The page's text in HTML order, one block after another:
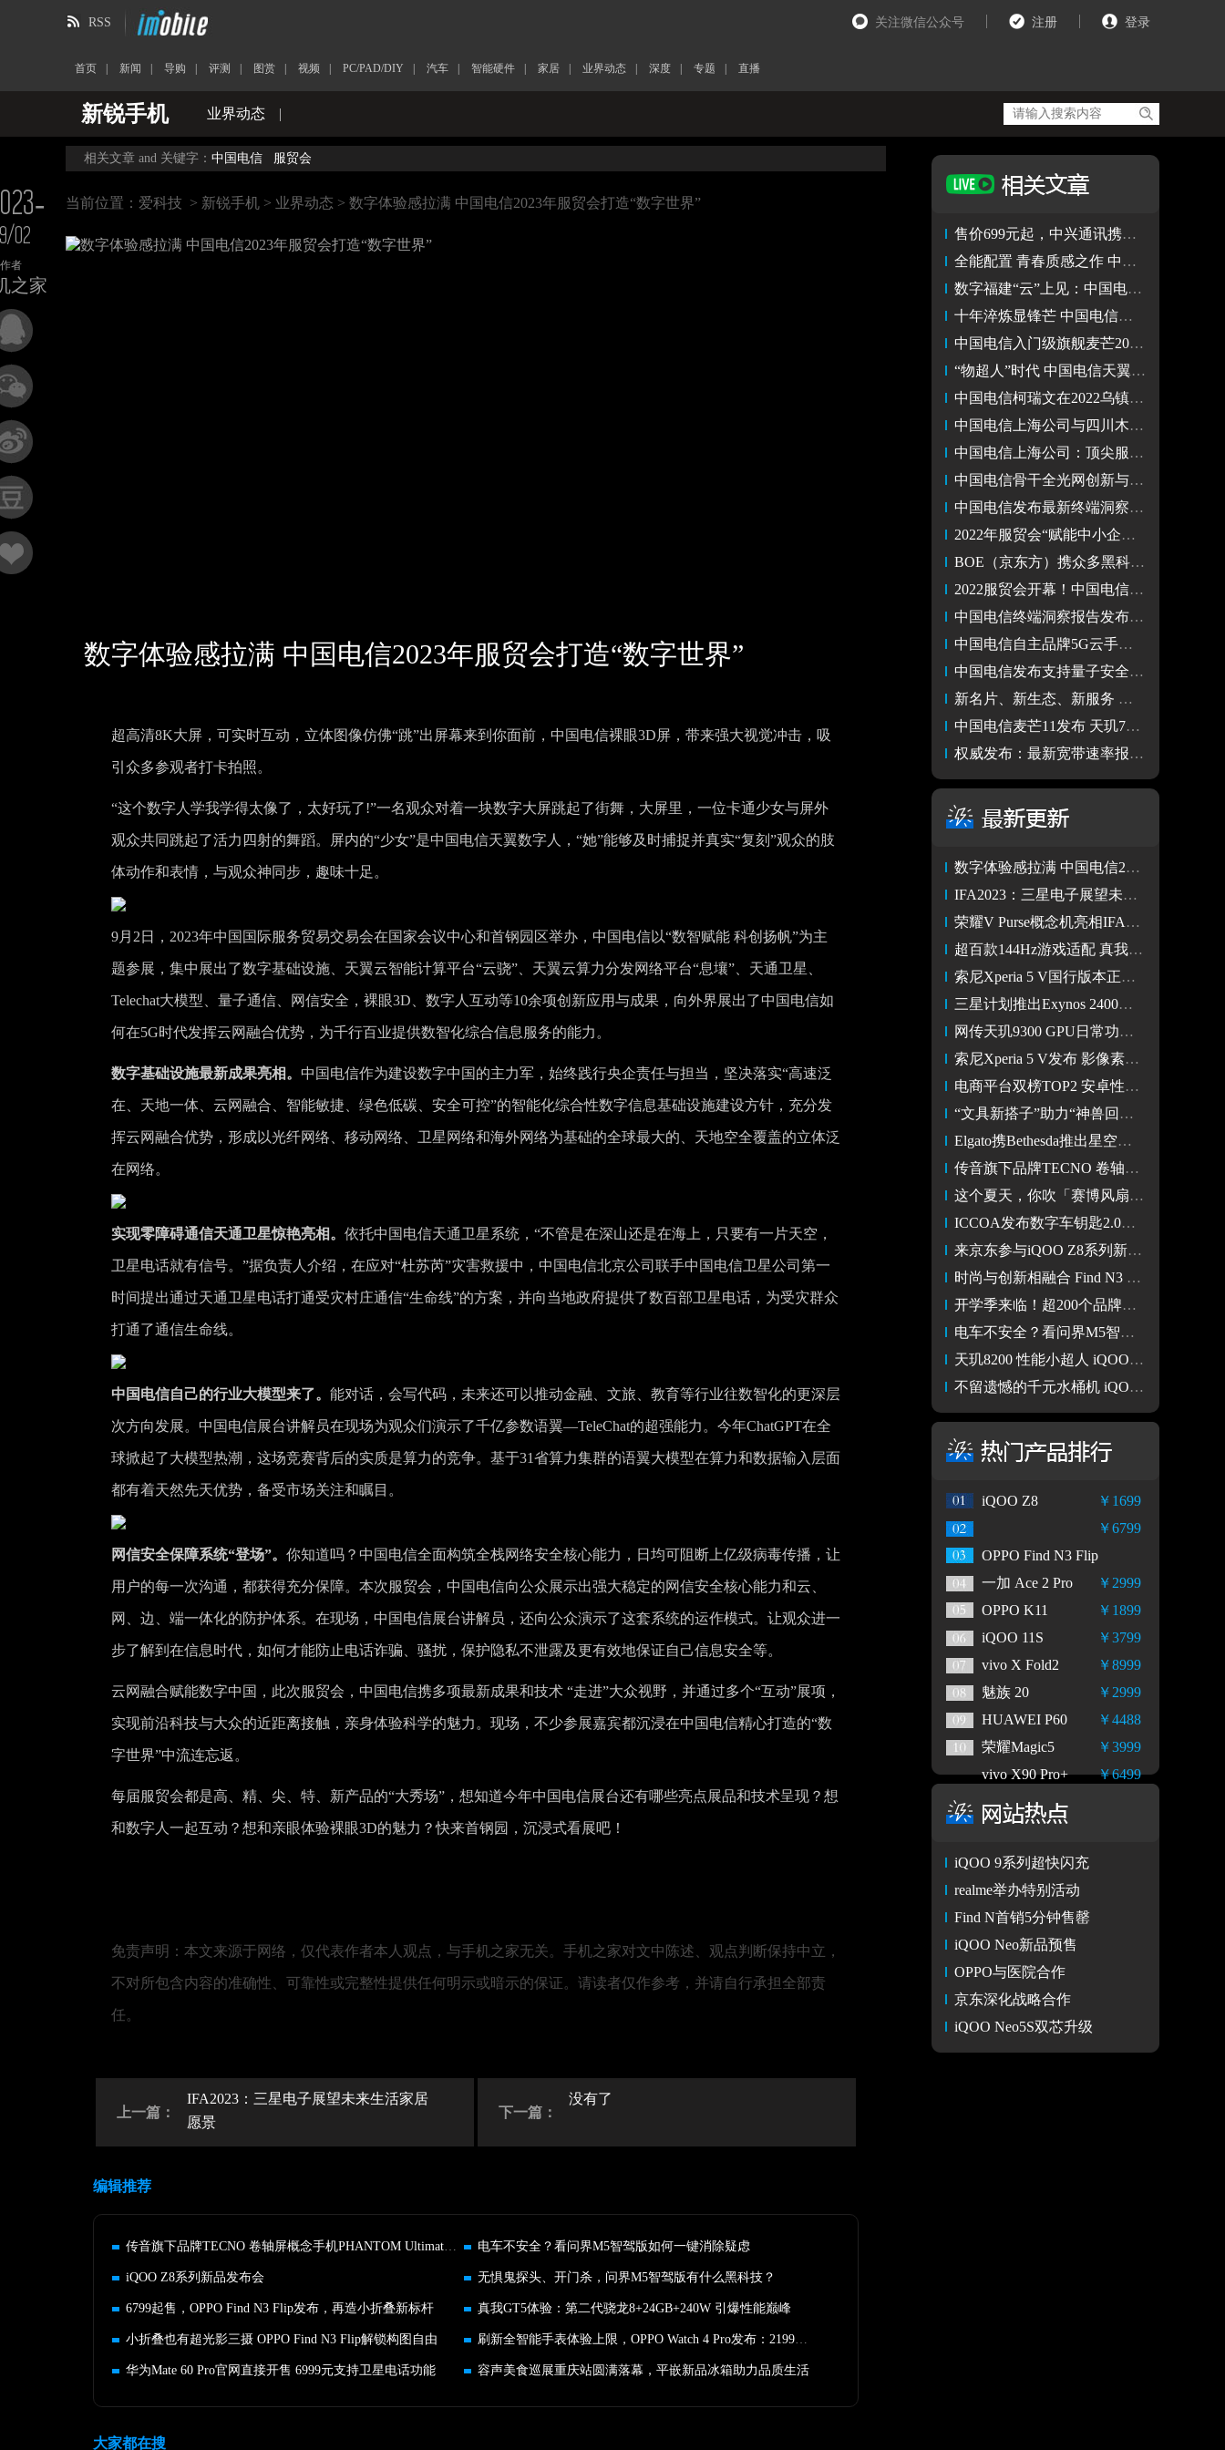
关注微信公众号 注册 登录
RSS
首页 新闻 导购 评测 图赏 视频 PC/PAD/DIY 汽车 智能硬件 家居 业界动态 深度 专题 直播
新锐手机 业界动态 |
02
作者
之家
相关文章 and 关键字： 中国电信 服贸会
当前位置： 爱科技 > 新锐手机 > 业界动态 > 数字体验感拉满 中国电信2023年服贸会打造“数字世界”
数字体验感拉满 中国电信2023年服贸会打造“数字世界”
超高清8K大屏，可实时互动，立体图像仿佛“跳”出屏幕来到你面前，中国电信裸眼3D屏，带来强大视觉冲击，吸
引众多参观者打卡拍照。
“这个数字人学我学得太像了，太好玩了!”一名观众对着一块数字大屏跳起了街舞，大屏里，一位卡通少女与屏外
观众共同跳起了活力四射的舞蹈。屏内的“少女”是中国电信天翼数字人，“她”能够及时捕捉并真实“复刻”观众的肢
体动作和表情，与观众神同步，趣味十足。
9月2日，2023年中国国际服务贸易交易会在国家会议中心和首钢园区举办，中国电信以“数智赋能 科创扬帆”为主
题参展，集中展出了数字基础设施、天翼云智能计算平台“云骁”、天翼云算力分发网络平台“息壤”、天通卫星、
Telechat大模型、量子通信、网信安全，裸眼3D、数字人互动等10余项创新应用与成果，向外界展出了中国电信如
何在5G时代发挥云网融合优势，为千行百业提供数智化综合信息服务的能力。
数字基础设施最新成果亮相。 中国电信作为建设数字中国的主力军，始终践行央企责任与担当，坚决落实“高速泛
在、天地一体、云网融合、智能敏捷、绿色低碳、安全可控”的智能化综合性数字信息基础设施建设方针，充分发
挥云网融合优势，形成以光纤网络、移动网络、卫星网络和海外网络为基础的全球最大的、天地空全覆盖的立体泛
在网络。
实现零障碍通信天通卫星惊艳亮相。 依托中国电信天通卫星系统，“不管是在深山还是在海上，只要有一片天空，
卫星电话就有信号。”据负责人介绍，在应对“杜苏芮”灾害救援中，中国电信北京公司联手中国电信卫星公司第一
时间提出通过天通卫星电话打通受灾村庄通信“生命线”的方案，并向当地政府提供了数百部卫星电话，为受灾群众
打通了通信生命线。
中国电信自己的行业大模型来了。 能对话，会写代码，未来还可以推动金融、文旅、教育等行业往数智化的更深层
次方向发展。中国电信展台讲解员在现场为观众们演示了千亿参数语翼—TeleChat的超强能力。今年ChatGPT在全
球掀起了大模型热潮，这场竞赛背后的实质是算力的竞争。基于31省算力集群的语翼大模型在算力和数据输入层面
都有着天然先天优势，备受市场关注和瞩目。
网信安全保障系统“登场”。 你知道吗？中国电信全面构筑全栈网络安全核心能力，日均可阻断上亿级病毒传播，让
用户的每一次沟通，都获得充分保障。本次服贸会，中国电信向公众展示出强大稳定的网信安全核心能力和云、
网、边、端一体化的防护体系。在现场，中国电信展台讲解员，还向公众演示了这套系统的运作模式。让观众进一
步了解到在信息时代，如何才能防止电话诈骗、骚扰，保护隐私不泄露及更有效地保证自己信息安全等。
云网融合赋能数字中国，此次服贸会，中国电信携多项最新成果和技术 “走进”大众视野，并通过多个“互动”展项，
实现前沿科技与大众的近距离接触，亲身体验科学的魅力。现场，不少参展嘉宾都沉浸在中国电信精心打造的“数
字世界”中流连忘返。
每届服贸会都是高、精、尖、特、新产品的“大秀场”，想知道今年中国电信展台还有哪些亮点展品和技术呈现？想
和数字人一起互动？想和亲眼体验裸眼3D的魅力？快来首钢园，沉浸式看展吧！
免责声明：本文来源于网络，仅代表作者本人观点，与手机之家无关。手机之家对文中陈述、观点判断保持中立，
不对所包含内容的准确性、可靠性或完整性提供任何明示或暗示的保证。请读者仅作参考，并请自行承担全部责
任。
上一篇：
IFA2023：三星电子展望未来生活家居
愿景
下一篇：
没有了
编辑推荐
传音旗下品牌TECNO 卷轴屏概念手机PHANTOM Ultimate革新登场 电车不安全？看问界M5智驾版如何一键消除疑虑
iQOO Z8系列新品发布会 无惧鬼探头、开门杀，问界M5智驾版有什么黑科技？
6799起售，OPPO Find N3 Flip发布，再造小折叠新标杆 真我GT5体验：第二代骁龙8+24GB+240W 引爆性能巅峰
小折叠也有超光影三摄 OPPO Find N3 Flip解锁构图自由 刷新全智能手表体验上限，OPPO Watch 4 Pro发布：2199元起
华为Mate 60 Pro官网直接开售 6999元支持卫星电话功能 容声美食巡展重庆站圆满落幕，平嵌新品冰箱助力品质生活
大家都在搜
售价699元起，中兴通讯携手中国电信推出5G国民手机小鲜50
全能配置 青春质感之作 中国电信发布麦芒A20新品手机
数字福建“云”上见：中国电信八大展项亮相云生态成果展
十年淬炼显锋芒 中国电信麦芒20 5G手机新品重磅上线
中国电信入门级旗舰麦芒20 5G准备亮相，外观配置全面升级
“物超人”时代 中国电信天翼物联智绘5G物联生态蓝图
中国电信柯瑞文在2022乌镇峰会网络传播与和平发展论坛致辞
中国电信上海公司与四川木里，这份深情绵延不断
中国电信上海公司：顶尖服务保障进博会
中国电信骨干全光网创新与应用 获世界互联网大会领先科技成果
中国电信发布最新终端洞察报告 天玑9000摘得5星综合评价
2022年服贸会“赋能中小企业扬帆远航”论坛在北京举办
BOE（京东方）携众多黑科技产品亮相2022服贸会
2022服贸会开幕！中国电信设四大特色展区精彩亮相！
中国电信终端洞察报告发布 荣耀Magic4系列霸榜多项评测TOP1
中国电信自主品牌5G云手机天翼1号2022正式开售
中国电信发布支持量子安全通话的云手机——天翼1号2022
新名片、新生态、新服务 中国电信“翼名片”助力政企数字化转型
中国电信麦芒11发布 天玑700处理器6000mAh电池
权威发布：最新宽带速率报告 中国电信网速最快！
数字体验感拉满 中国电信2023年服贸会打造“数字世界”
IFA2023：三星电子展望未来生活家居愿景
荣耀V Purse概念机亮相IFA展会 采用外折方案机身薄至9mm
超百款144Hz游戏适配 真我GT5成为高帧游戏手机新标杆
索尼Xperia 5 V国行版本正式发布 售价6999元
三星计划推出Exynos 2400芯片 明年有望在S24系列中搭载
网传天玑9300 GPU日常功耗降低25% 联发科用了什么魔法？
索尼Xperia 5 V发布 影像素质媲美相机保留3.5mm耳机接口
电商平台双榜TOP2 安卓性能之王真我GT5持续热销
“文具新搭子”助力“神兽回笼” 京东开学文具3件8折一站购齐
Elgato携Bethesda推出星空联名Wave:3麦克风和Stream Deck控台
传音旗下品牌TECNO 卷轴屏概念手机PHANTOM Ultimate革新登场
这个夏天，你吹「赛博风扇」了吗？
ICCOA发布数字车钥匙2.0新标准，OPPO智行业务驶入发展快车道
来京东参与iQOO Z8系列新机预售 1199元起还可享3期免息赠耳机
时尚与创新相融合 Find N3 Flip 不仅是手机 更是时尚必备单品
开学季来临！超200个品牌在支付宝推出专属“学生价”
电车不安全？看问界M5智驾版如何一键消除疑虑
天玑8200 性能小超人 iQOO 8Z发布 1199元起
不留遗憾的千元水桶机 iQOO Z8评测
￥1699
iQOO Z8
￥6799
OPPO Find N3 Flip
￥2999
一加 Ace 2 Pro
￥1899
OPPO K11
￥3799
iQOO 11S
￥8999
vivo X Fold2
￥2999
魅族 20
￥4488
HUAWEI P60
￥3999
荣耀Magic5
￥6499
vivo X90 Pro+
iQOO 9系列超快闪充
realme举办特别活动
Find N首销5分钟售罄
iQOO Neo新品预售
OPPO与医院合作
京东深化战略合作
iQOO Neo5S双芯升级